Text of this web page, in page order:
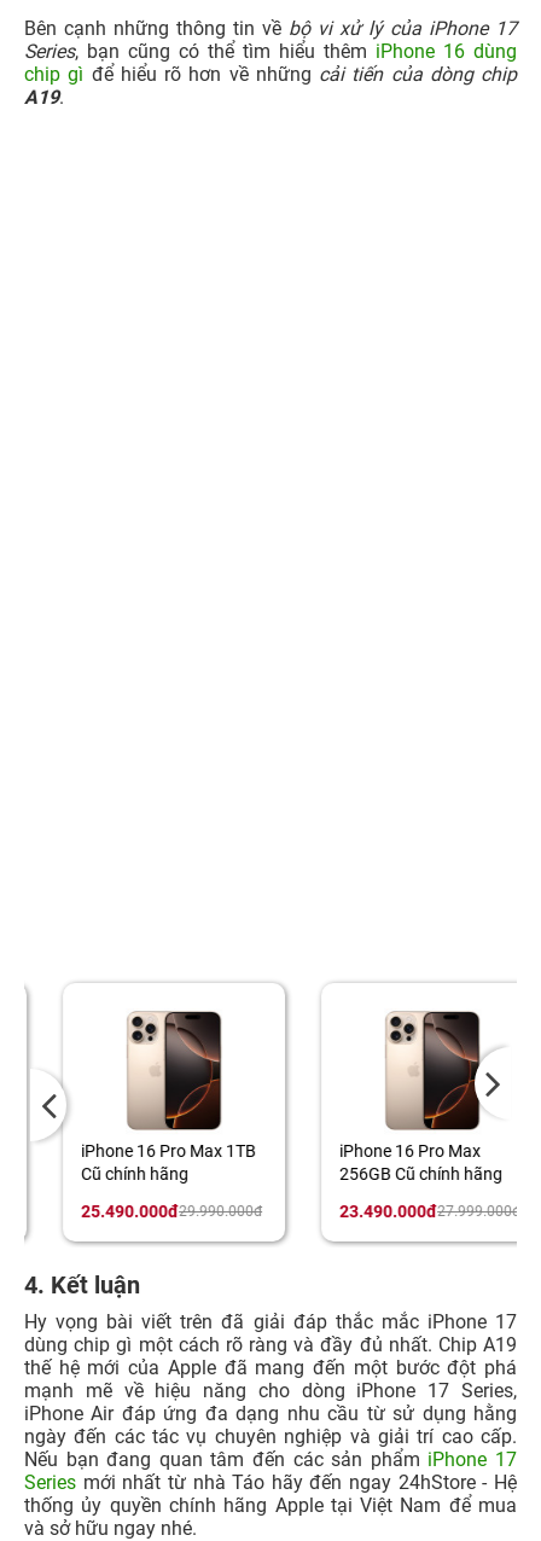
Bên cạnh những thông tin về bộ vi xử lý của iPhone 17
Series, bạn cũng có thể tìm hiểu thêm iPhone 16 dùng
chip gì để hiểu rõ hơn về những cải tiến của dòng chip
A19.
iPhone 16 Pro Max 1TB
Cũ chính hãng
25.490.000đ29.990.000đ
iPhone 16 Pro Max
256GB Cũ chính hãng
23.490.000đ27.999.000đ
4. Kết luận
Hy vọng bài viết trên đã giải đáp thắc mắc iPhone 17
dùng chip gì một cách rõ ràng và đầy đủ nhất. Chip A19
thế hệ mới của Apple đã mang đến một bước đột phá
mạnh mẽ về hiệu năng cho dòng iPhone 17 Series,
iPhone Air đáp ứng đa dạng nhu cầu từ sử dụng hằng
ngày đến các tác vụ chuyên nghiệp và giải trí cao cấp.
Nếu bạn đang quan tâm đến các sản phẩm iPhone 17
Series mới nhất từ nhà Táo hãy đến ngay 24hStore - Hệ
thống ủy quyền chính hãng Apple tại Việt Nam để mua
và sở hữu ngay nhé.